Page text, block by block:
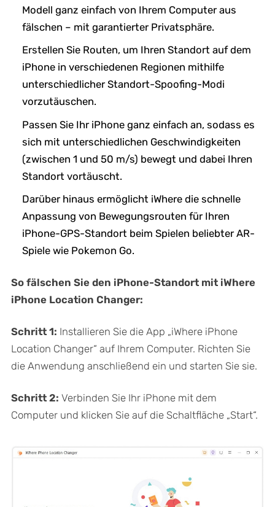
Modell ganz einfach von Ihrem Computer aus
fälschen – mit garantierter Privatsphäre.
Erstellen Sie Routen, um Ihren Standort auf dem
iPhone in verschiedenen Regionen mithilfe
unterschiedlicher Standort-Spoofing-Modi
vorzutäuschen.
Passen Sie Ihr iPhone ganz einfach an, sodass es
sich mit unterschiedlichen Geschwindigkeiten
(zwischen 1 und 50 m/s) bewegt und dabei Ihren
Standort vortäuscht.
Darüber hinaus ermöglicht iWhere die schnelle
Anpassung von Bewegungsrouten für Ihren
iPhone-GPS-Standort beim Spielen beliebter AR-
Spiele wie Pokemon Go.
So fälschen Sie den iPhone-Standort mit iWhere
iPhone Location Changer:
Schritt 1: Installieren Sie die App „iWhere iPhone
Location Changer“ auf Ihrem Computer. Richten Sie
die Anwendung anschließend ein und starten Sie sie.
Schritt 2: Verbinden Sie Ihr iPhone mit dem
Computer und klicken Sie auf die Schaltfläche „Start“.